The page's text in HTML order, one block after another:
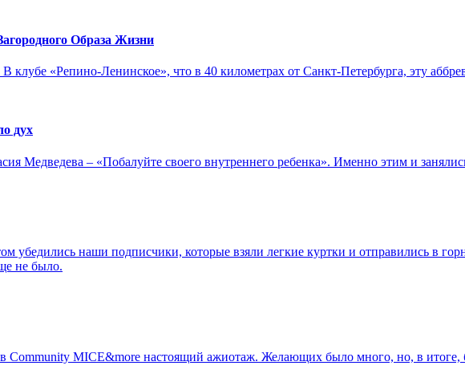
Образа Жизни
«Репино-Ленинское», что в 40 километрах от Санкт-Петербурга, эту
дух
Медведева – «Побалуйте своего внутреннего ребенка». Именно этим и
убедились наши подписчики, которые взяли легкие куртки и отправились в
не было.
Community MICE&more настоящий ажиотаж. Желающих было много, но, в итоге,